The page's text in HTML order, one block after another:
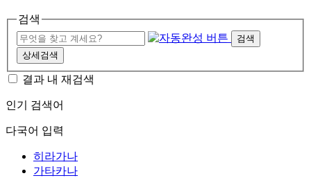
검색
검색
상세검색
결과 내 재검색
인기 검색어
다국어 입력
히라가나
가타카나